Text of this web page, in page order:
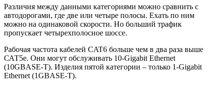
Различия между данными категориями можно сравнить с
автодорогами, где две или четыре полосы. Ехать по ним
можно на одинаковой скорости. Но больший трафик
пропускает четырехполосное шоссе.
Рабочая частота кабелей CAT6 больше чем в два раза выше
САТ5е. Они могут обслуживать 10-Gigabit Ethernet
(10GBASE-T). Изделия пятой категории – только 1-Gigabit
Ethernet (1GBASE-T).